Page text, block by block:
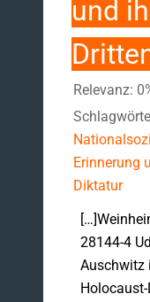
und
Relevanz:
Erinnerung
Diktatur
28144-4
Auschwitz